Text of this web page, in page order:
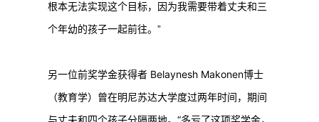
根本无法实现这个目标，因为我需要带着丈夫和三
个年幼的孩子一起前往。”
另一位前奖学金获得者 Belaynesh Makonen博士
（教育学）曾在明尼苏达大学度过两年时间，期间
与丈夫和四个孩子分隔两地。“多亏了这项奖学金，